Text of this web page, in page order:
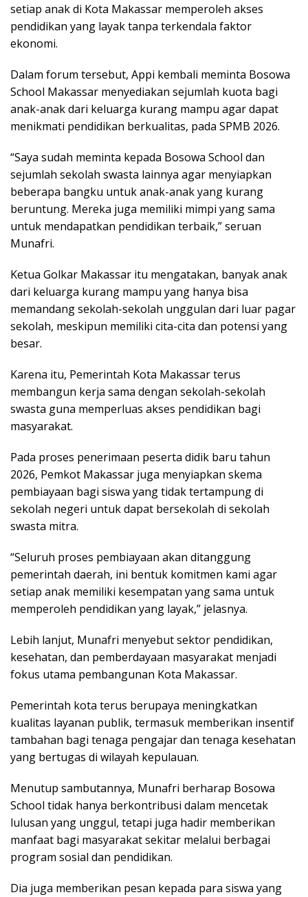
setiap anak di Kota Makassar memperoleh akses
pendidikan yang layak tanpa terkendala faktor
ekonomi.
Dalam forum tersebut, Appi kembali meminta Bosowa
School Makassar menyediakan sejumlah kuota bagi
anak-anak dari keluarga kurang mampu agar dapat
menikmati pendidikan berkualitas, pada SPMB 2026.
“Saya sudah meminta kepada Bosowa School dan
sejumlah sekolah swasta lainnya agar menyiapkan
beberapa bangku untuk anak-anak yang kurang
beruntung. Mereka juga memiliki mimpi yang sama
untuk mendapatkan pendidikan terbaik,” seruan
Munafri.
Ketua Golkar Makassar itu mengatakan, banyak anak
dari keluarga kurang mampu yang hanya bisa
memandang sekolah-sekolah unggulan dari luar pagar
sekolah, meskipun memiliki cita-cita dan potensi yang
besar.
Karena itu, Pemerintah Kota Makassar terus
membangun kerja sama dengan sekolah-sekolah
swasta guna memperluas akses pendidikan bagi
masyarakat.
Pada proses penerimaan peserta didik baru tahun
2026, Pemkot Makassar juga menyiapkan skema
pembiayaan bagi siswa yang tidak tertampung di
sekolah negeri untuk dapat bersekolah di sekolah
swasta mitra.
“Seluruh proses pembiayaan akan ditanggung
pemerintah daerah, ini bentuk komitmen kami agar
setiap anak memiliki kesempatan yang sama untuk
memperoleh pendidikan yang layak,” jelasnya.
Lebih lanjut, Munafri menyebut sektor pendidikan,
kesehatan, dan pemberdayaan masyarakat menjadi
fokus utama pembangunan Kota Makassar.
Pemerintah kota terus berupaya meningkatkan
kualitas layanan publik, termasuk memberikan insentif
tambahan bagi tenaga pengajar dan tenaga kesehatan
yang bertugas di wilayah kepulauan.
Menutup sambutannya, Munafri berharap Bosowa
School tidak hanya berkontribusi dalam mencetak
lulusan yang unggul, tetapi juga hadir memberikan
manfaat bagi masyarakat sekitar melalui berbagai
program sosial dan pendidikan.
Dia juga memberikan pesan kepada para siswa yang